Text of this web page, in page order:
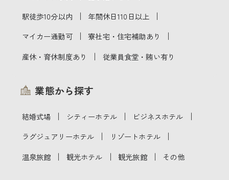
駅徒歩10分以内 ｜ 年間休日110日以上 ｜
マイカー通勤可 ｜ 寮社宅・住宅補助あり ｜
産休・育休制度あり ｜ 従業員食堂・賄い有り
業態から探す
結婚式場 ｜ シティーホテル ｜ ビジネスホテル ｜
ラグジュアリーホテル ｜ リゾートホテル ｜
温泉旅館 ｜ 観光ホテル ｜ 観光旅館 ｜ その他